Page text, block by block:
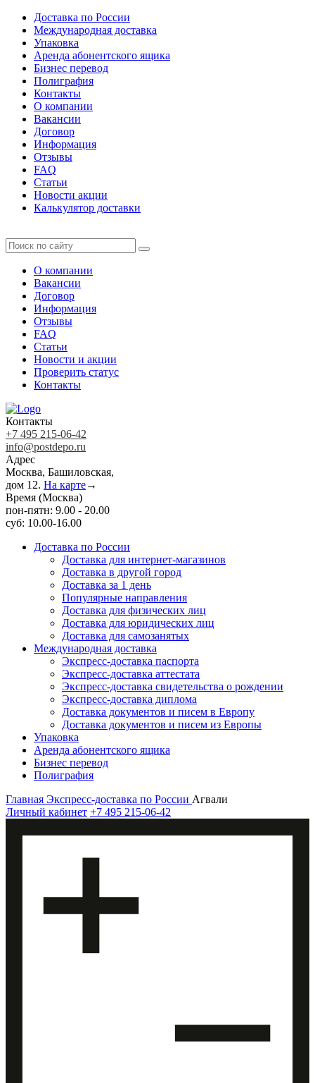
Доставка по России
Международная доставка
Упаковка
Аренда абонентского ящика
Бизнес перевод
Полиграфия
Контакты
О компании
Вакансии
Договор
Информация
Отзывы
FAQ
Статьи
Новости акции
Калькулятор доставки
О компании
Вакансии
Договор
Информация
Отзывы
FAQ
Статьи
Новости и акции
Проверить статус
Контакты
Контакты
+7 495 215-06-42
info@postdepo.ru
Адрес
Москва, Башиловская,
дом 12. На карте→
Время (Москва)
пон-пятн: 9.00 - 20.00
суб: 10.00-16.00
Доставка по России
Доставка для интернет-магазинов
Доставка в другой город
Доставка за 1 день
Популярные направления
Доставка для физических лиц
Доставка для юридических лиц
Доставка для самозанятых
Международная доставка
Экспресс-доставка паспорта
Экспресс-доставка аттестата
Экспресс-доставка свидетельства о рождении
Экспресс-доставка диплома
Доставка документов и писем в Европу
Доставка документов и писем из Европы
Упаковка
Аренда абонентского ящика
Бизнес перевод
Полиграфия
Главная Экспресс-доставка по России Агвали
Личный кабинет +7 495 215-06-42